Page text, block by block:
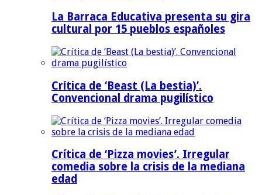
La Barraca Educativa presenta su gira
cultural por 15 pueblos españoles
Crítica de ‘Beast (La bestia)’.
Convencional drama pugilístico
Crítica de ‘Pizza movies’. Irregular
comedia sobre la crisis de la mediana
edad